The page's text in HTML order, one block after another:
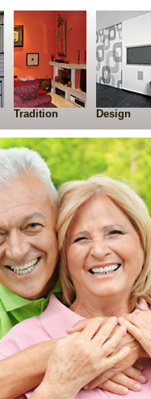
Tradition Design